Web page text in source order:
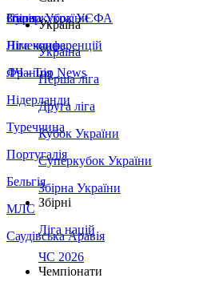
Збірна України
Італія
Німеччина
Франція
Нідерланди
Туреччина
Португалія
Бельгія
МЛС
Саудівська Аравія
Суперкубок УЄФА
Ліга конференцій
ЛЧ - Top News
Україна
Україна
Перша ліга
Друга ліга
Кубок України
Суперкубок України
Збірна України
Збірні
Ліга націй
ЧС 2026
Чемпіонати